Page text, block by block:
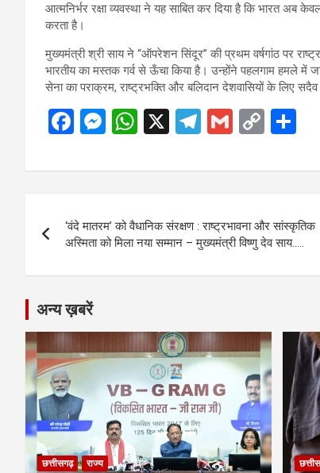
आत्मनिर्भर रक्षा व्यवस्था ने यह साबित कर दिया है कि भारत अब
करता है।
मुख्यमंत्री श्री साय ने “ऑपरेशन सिंदूर” की प्रथम वर्षगांठ पर
भारतीय का मस्तक गर्व से ऊँचा किया है। उन्होंने पहलगाम हमले में
सेना का पराक्रम, राष्ट्रभक्ति और बलिदान देशवासियों के लिए सदैव
F
ce
o
o
k
M
se
g
er
W
at
A
p
p
X
T
e
a
m
G
ail
C
py
n
k
ar
navigation
‘वंदे मातरम’ को वैधानिक संरक्षण : राष्ट्रभावना और सांस्कृतिक
अस्मिता को मिला नया सम्मान – मुख्यमंत्री विष्णु देव साय…..
अन्य ख़बरें
छत्तीसगढ़ राज्य